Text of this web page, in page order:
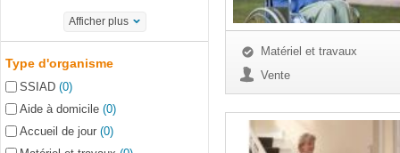
Afficher plus
Type d'organisme
SSIAD (0)
Aide à domicile (0)
Accueil de jour (0)
Matériel et travaux
Vente